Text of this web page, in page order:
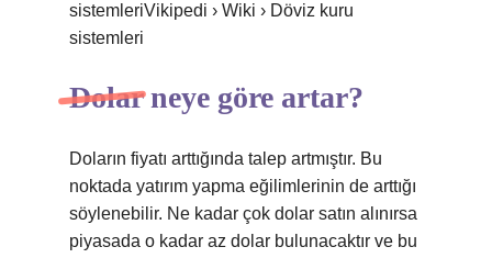
sistemleriVikipedi › Wiki › Döviz kuru
sistemleri
Dolar neye göre artar?
Doların fiyatı arttığında talep artmıştır. Bu
noktada yatırım yapma eğilimlerinin de arttığı
söylenebilir. Ne kadar çok dolar satın alınırsa
piyasada o kadar az dolar bulunacaktır ve bu